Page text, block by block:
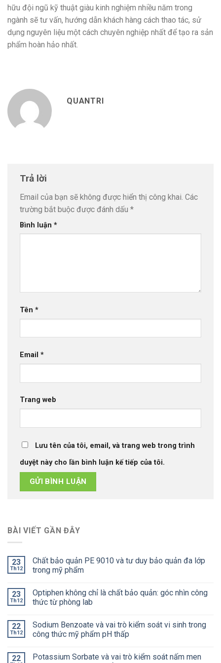
hữu đội ngũ kỹ thuật giàu kinh nghiệm nhiều năm trong
ngành sẽ tư vấn, hướng dẫn khách hàng cách thao tác, sử
dụng nguyên liệu một cách chuyên nghiệp nhất để tạo ra sản
phẩm hoàn hảo nhất.
QUANTRI
Trả lời
Email của bạn sẽ không được hiển thị công khai. Các
trường bắt buộc được đánh dấu *
Bình luận *
Tên *
Email *
Trang web
Lưu tên của tôi, email, và trang web trong trình
duyệt này cho lần bình luận kế tiếp của tôi.
BÀI VIẾT GẦN ĐÂY
23
Th12
Chất bảo quản PE 9010 và tư duy bảo quản đa lớp
trong mỹ phẩm
23
Th12
Optiphen không chỉ là chất bảo quản: góc nhìn công
thức từ phòng lab
22
Th12
Sodium Benzoate và vai trò kiểm soát vi sinh trong
công thức mỹ phẩm pH thấp
22
Potassium Sorbate và vai trò kiểm soát nấm men